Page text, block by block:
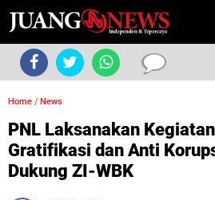
Home / News
PNL Laksanakan
Gratifikasi dan Anti
Dukung ZI-WBK